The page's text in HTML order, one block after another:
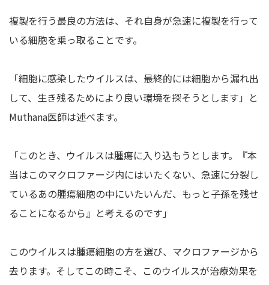
複製を行う最良の方法は、それ自身が急速に複製を行って
いる細胞を乗っ取ることです。
「細胞に感染したウイルスは、最終的には細胞から漏れ出
して、生き残るためにより良い環境を探そうとします」と
Muthana医師は述べます。
「このとき、ウイルスは腫瘍に入り込もうとします。『本
当はこのマクロファージ内にはいたくない、急速に分裂し
ているあの腫瘍細胞の中にいたいんだ、もっと子孫を残せ
ることになるから』と考えるのです」
このウイルスは腫瘍細胞の方を選び、マクロファージから
去ります。そしてこの時こそ、このウイルスが治療効果を